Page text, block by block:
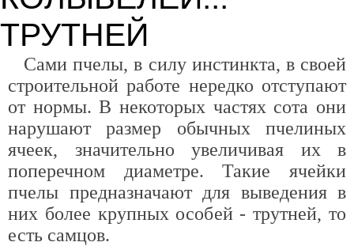
ТРУТНЕЙ
Сами пчелы, в силу инстинкта, в своей
строительной работе нередко отступают
от нормы. В некоторых частях сота они
нарушают размер обычных пчелиных
ячеек, значительно увеличивая их в
поперечном диаметре. Такие ячейки
пчелы предназначают для выведения в
них более крупных особей - трутней, то
есть самцов.